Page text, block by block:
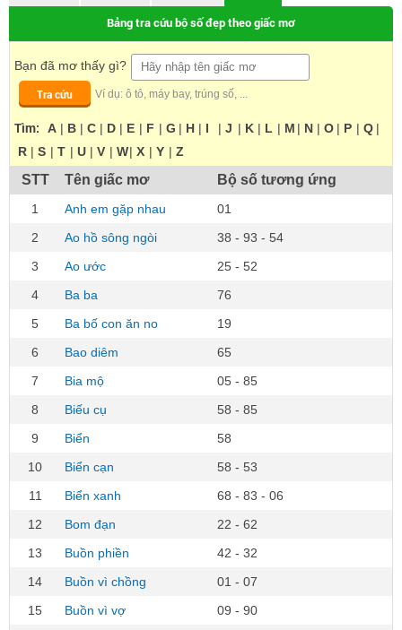
Bảng tra cứu bộ số đẹp theo giấc mơ
Bạn đã mơ thấy gì?
Tra cứu
Ví dụ: ô tô, máy bay, trúng số, ...
Tìm: A | B | C | D | E | F | G | H | I | J | K | L | M | N | O | P | Q |
R | S | T | U | V | W| X | Y | Z
STT Tên giấc mơ Bộ số tương ứng
1 Anh em gặp nhau
01
2
Ao hồ sông ngòi
38 - 93 - 54
3
Ao ước
25 - 52
4
Ba ba
76
5
Ba bố con ăn no
19
6
Bao diêm
65
7
Bia mộ
05 - 85
8
Biếu cụ
58 - 85
9
Biển
58
10
Biển cạn
58 - 53
11
Biển xanh
68 - 83 - 06
12
Bom đạn
22 - 62
13
Buồn phiền
42 - 32
14
Buồn vì chồng
01 - 07
15
Buồn vì vợ
09 - 90